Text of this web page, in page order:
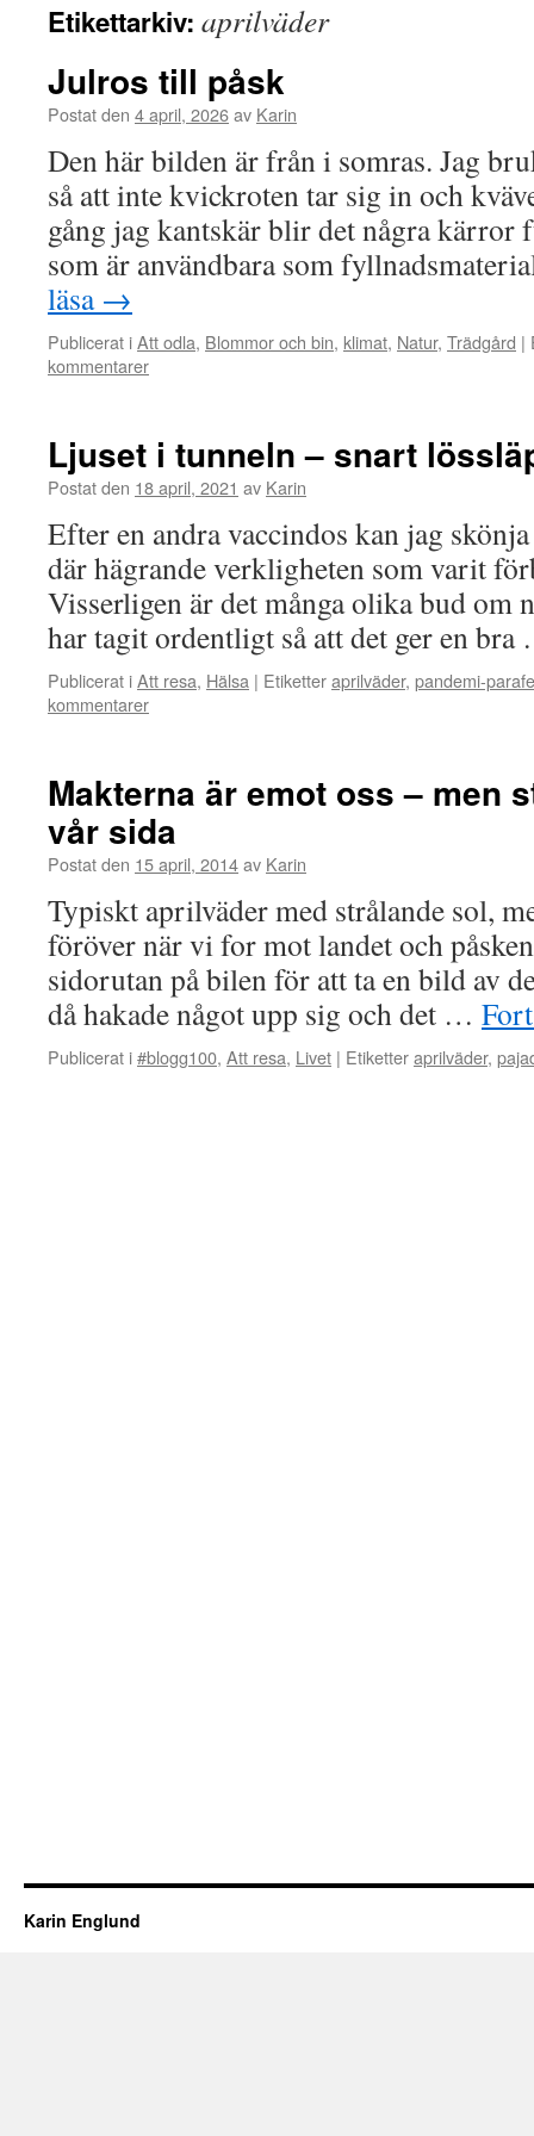
Etikettarkiv: aprilväder
Julros till påsk
Postat den 4 april, 2026av Karin
Den här bilden är från i somras. Jag
så att inte kvickroten tar sig in och
gång jag kantskär blir det några kärror
som är användbara som
läsa →
Publicerat iAtt odla, Blommor och bin, klimat, Natur, Trädgård |
kommentarer
Ljuset i tunneln – snart
Postat den 18 april, 2021 av Karin
Efter en andra vaccindos kan jag
där hägrande verkligheten som varit
Visserligen är det många olika bud om
har tagit ordentligt så att det ger en
Publicerat iAtt resa, Hälsa | Etiketteraprilväder, pandemi-
kommentarer
Makterna är emot oss – men
vår sida
Postat den 15 april, 2014av Karin
Typiskt aprilväder med strålande sol,
föröver när vi for mot landet och
sidorutan på bilen för att ta en bild av
då hakade något upp sig och det …
Publicerat i#blogg100, Att resa, Livet | Etiketteraprilväder,
Karin Englund